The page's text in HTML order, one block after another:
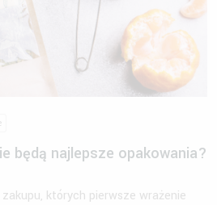
będą najlepsze opakowania?
których pierwsze wrażenie